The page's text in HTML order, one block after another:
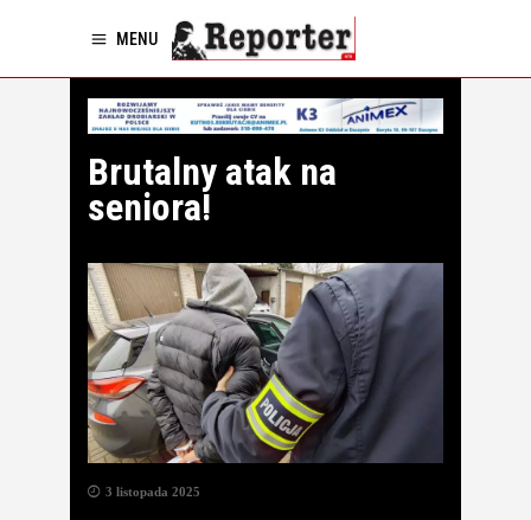
MENU
Brutalny atak na
seniora!
3 listopada 2025